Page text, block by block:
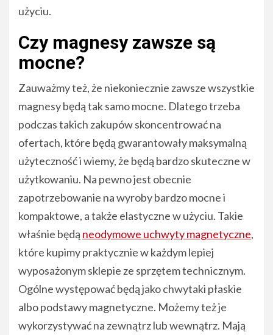
użyciu.
Czy magnesy zawsze są
mocne?
Zauważmy też, że niekoniecznie zawsze wszystkie
magnesy będą tak samo mocne. Dlatego trzeba
podczas takich zakupów skoncentrować na
ofertach, które będą gwarantowały maksymalną
użyteczność i wiemy, że będą bardzo skuteczne w
użytkowaniu. Na pewno jest obecnie
zapotrzebowanie na wyroby bardzo mocne i
kompaktowe, a także elastyczne w użyciu. Takie
właśnie będą neodymowe uchwyty magnetyczne,
które kupimy praktycznie w każdym lepiej
wyposażonym sklepie ze sprzętem technicznym.
Ogólne występować będą jako chwytaki płaskie
albo podstawy magnetyczne. Możemy też je
wykorzystywać na zewnątrz lub wewnątrz. Mają